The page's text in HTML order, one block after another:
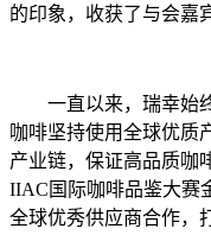
的印象，收获了与会嘉
一直以来，瑞幸始终
咖啡坚持使用全球优质
产业链，保证高品质咖
IIAC国际咖啡品鉴大赛
全球优秀供应商合作，